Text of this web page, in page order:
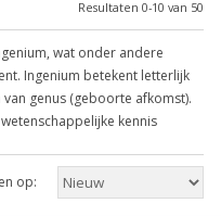
Resultaten 0-10 van 50
wat onder andere
Ingenium betekent letterlijk
genus (geboorte afkomst).
kennis
Nederlands is “vernufteling”.
op: